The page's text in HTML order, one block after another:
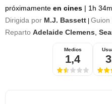
próximamente en cines | 1h
Dirigida por M.J. Bassett Guion
Reparto Adelaide Clemens
Medios
1,4